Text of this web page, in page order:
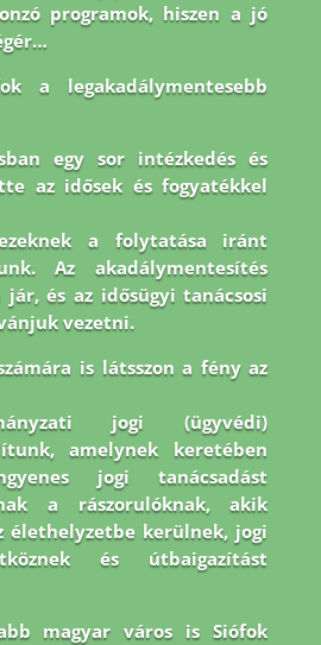
programok, hiszen a jó
a legakadálymentesebb
egy sor intézkedés és
az idősek és fogyatékkel
a folytatása iránt
Az akadálymentesítés
jár,és az idősügyi tanácsosi
vezetni.
is látsszon a fény az
jogi (ügyvédi)
amelynek keretében
jogi tanácsadást
a rászorulóknak, akik
élethelyzetbe kerülnek, jogi
és útbaigazítást
magyar város is Siófok